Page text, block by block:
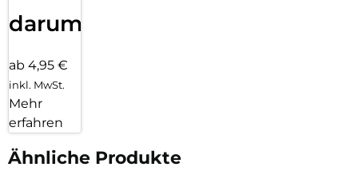
darum!
ab 4,95 €
inkl. MwSt.
Mehr
erfahren
Ähnliche Produkte